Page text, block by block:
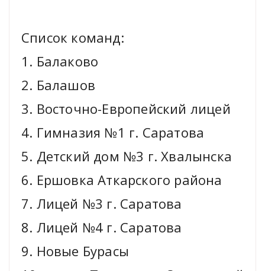
Список команд:
1. Балаково
2. Балашов
3. Восточно-Европейский лицей
4. Гимназия №1 г. Саратова
5. Детский дом №3 г. Хвалынска
6. Ершовка Аткарского района
7. Лицей №3 г. Саратова
8. Лицей №4 г. Саратова
9. Новые Бурасы